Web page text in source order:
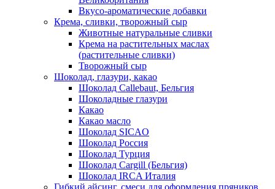
Вкусо-ароматические добавки
Крема, сливки, творожный сыр
Животные натуральные сливки
Крема на растительных маслах
(растительные сливки)
Творожный сыр
Шоколад, глазури, какао
Шоколад Callebaut, Бельгия
Шоколадные глазури
Какао
Какао масло
Шоколад SICAO
Шоколад Россия
Шоколад Турция
Шоколад Cargill (Бельгия)
Шоколад IRCA Италия
Гибкий айсинг, смеси для оформления пряников